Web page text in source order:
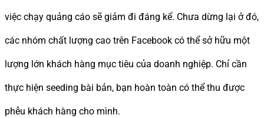
việc chạy quảng cáo sẽ giảm đi đáng kể. Chưa dừng lại ở đó,
các nhóm chất lượng cao trên Facebook có thể sở hữu một
lượng lớn khách hàng mục tiêu của doanh nghiệp. Chỉ cần
thực hiện seeding bài bản, bạn hoàn toàn có thể thu được
phễu khách hàng cho mình.